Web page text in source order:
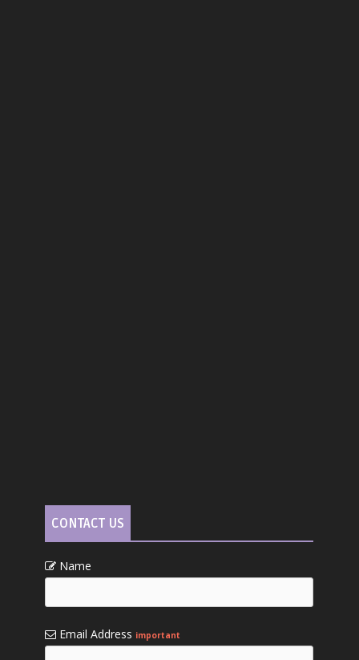
CONTACT US
Name
Email Address important